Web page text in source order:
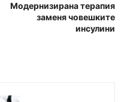
Модернизирана терапия
заменя човешките
инсулини